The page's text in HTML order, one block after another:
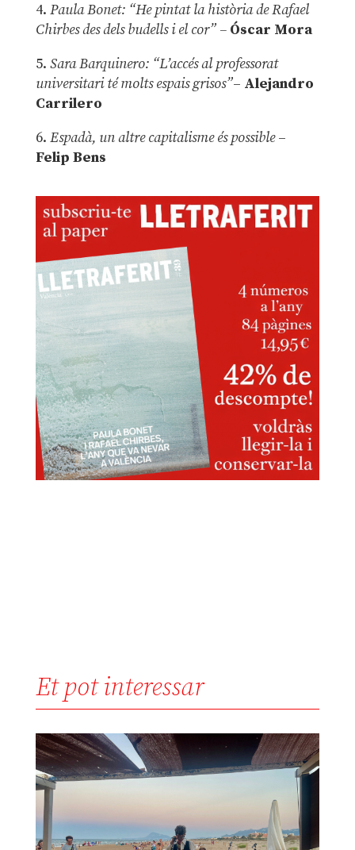
4. Paula Bonet: “He pintat la història de Rafael
Chirbes des dels budells i el cor” –Óscar Mora
5. Sara Barquinero: “L’accés al professorat
universitari té molts espais grisos”– Alejandro
Carrilero
6. Espadà, un altre capitalisme és possible –
Felip Bens
Et pot interessar